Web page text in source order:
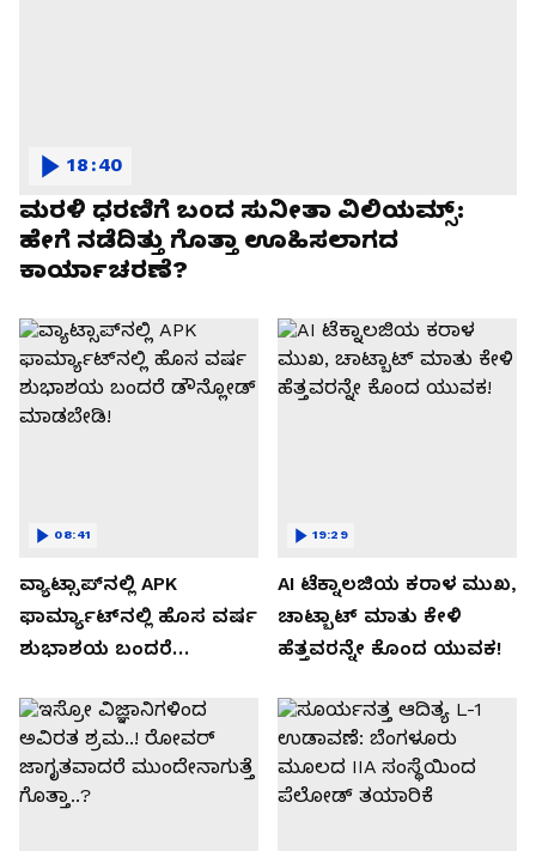
ಮರಳಿ ಧರಣಿಗೆ ಬಂದ ಸುನೀತಾ ವಿಲಿಯಮ್ಸ್:
ಹೇಗೆ ನಡೆದಿತ್ತು ಗೊತ್ತಾ ಊಹಿಸಲಾಗದ
ಕಾರ್ಯಾಚರಣೆ?
18:40
ವ್ಯಾಟ್ಸಾಪ್‌ನಲ್ಲಿ APK
ಫಾರ್ಮ್ಯಾಟ್‌ನಲ್ಲಿ ಹೊಸ ವರ್ಷ
ಶುಭಾಶಯ ಬಂದರೆ
08:41
AI ಟೆಕ್ನಾಲಜಿಯ ಕರಾಳ ಮುಖ,
ಚಾಟ್ಬಾಟ್ ಮಾತು ಕೇಳಿ
ಹೆತ್ತವರನ್ನೇ ಕೊಂದ ಯುವಕ!
19:29